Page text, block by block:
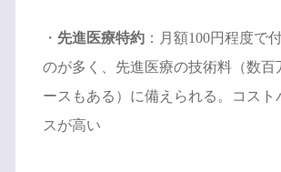
・ 先進医療特約：月額100円程度で
のが多く、先進医療の技術料（数百
ースもある）に備えられる。コスト
スが高い